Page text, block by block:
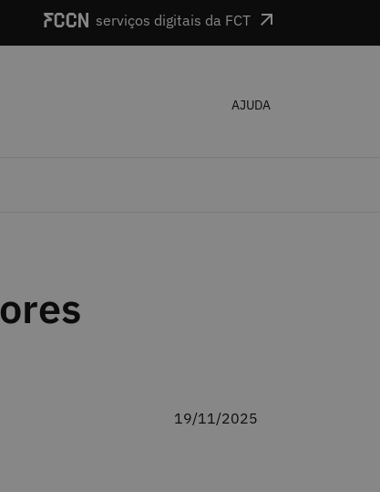
serviços digitais da FCT
AJUDA
19/11/2025